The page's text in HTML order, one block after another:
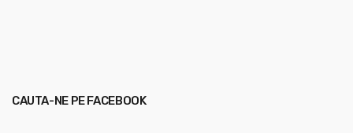
CAUTA-NE PE FACEBOOK